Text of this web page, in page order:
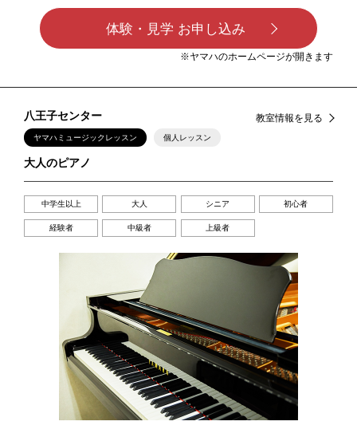
体験・見学 お申し込み
※ヤマハのホームページが開きます
八王子センター 教室情報を見る
ヤマハミュージックレッスン 個人レッスン
大人のピアノ
中学生以上 大人 シニア 初心者
経験者 中級者 上級者